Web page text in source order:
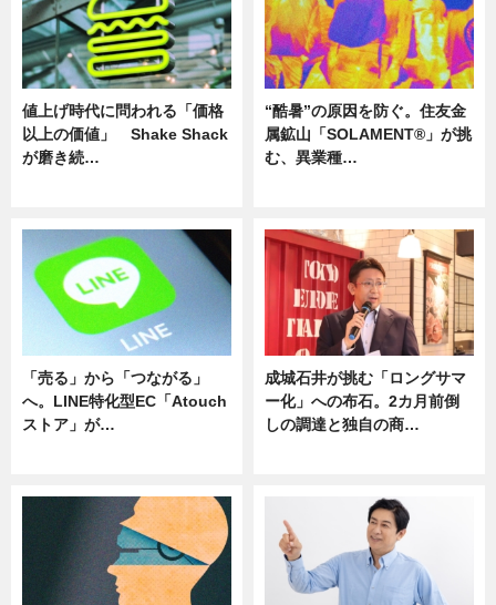
値上げ時代に問われる「価格
以上の価値」 Shake Shack
が磨き続…
“酷暑”の原因を防ぐ。住友金
属鉱山「SOLAMENT®」が挑
む、異業種…
「売る」から「つながる」
へ。LINE特化型EC「Atouch
ストア」が…
成城石井が挑む「ロングサマ
ー化」への布石。2カ月前倒
しの調達と独自の商…